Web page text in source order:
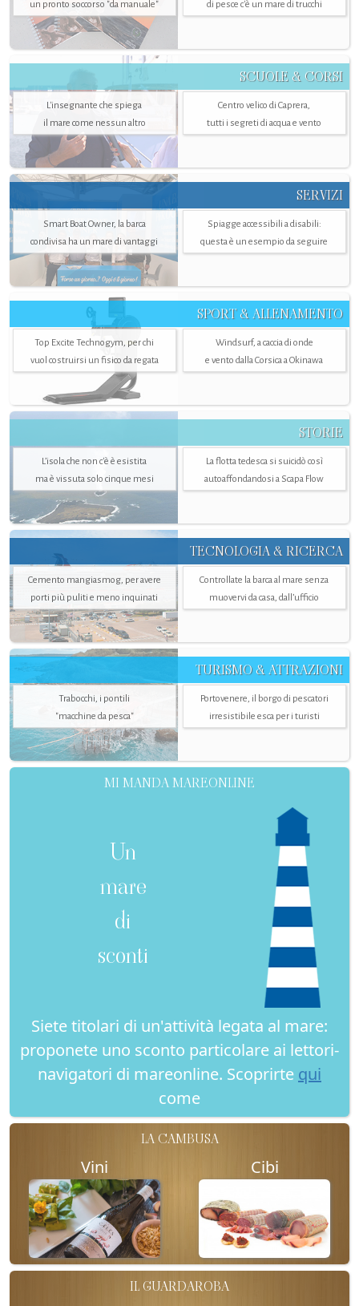
un pronto soccorso "da manuale" di pesce c'è un mare di trucchi
SCUOLE & CORSI
L'insegnante che spiega
il mare come nessun altro
Centro velico di Caprera,
tutti i segreti di acqua e vento
SERVIZI
Smart Boat Owner, la barca
condivisa ha un mare di vantaggi
Spiagge accessibili a disabili:
questa è un esempio da seguire
SPORT & ALLENAMENTO
Top Excite Technogym, per chi
vuol costruirsi un fisico da regata
Windsurf, a caccia di onde
e vento dalla Corsica a Okinawa
STORIE
L’isola che non c'è è esistita
ma è vissuta solo cinque mesi
La flotta tedesca si suicidò così
autoaffondandosi a Scapa Flow
TECNOLOGIA & RICERCA
Cemento mangiasmog, per avere
porti più puliti e meno inquinati
Controllate la barca al mare senza
muovervi da casa, dall’ufficio
TURISMO & ATTRAZIONI
Trabocchi, i pontili
"macchine da pesca"
Portovenere, il borgo di pescatori
irresistibile esca per i turisti
MI MANDA MAREONLINE
Un
mare
di
sconti
Siete titolari di un'attività legata al mare:
proponete uno sconto particolare ai lettori-
navigatori di mareonline. Scoprirte qui
come
LA CAMBUSA
Vini Cibi
IL GUARDAROBA